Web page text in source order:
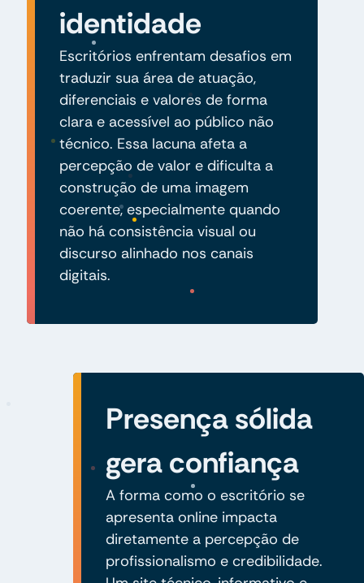
identidade
Escritórios enfrentam desafios em
traduzir sua área de atuação,
diferenciais e valores de forma
clara e acessível ao público não
técnico. Essa lacuna afeta a
percepção de valor e dificulta a
construção de uma imagem
coerente, especialmente quando
não há consistência visual ou
discurso alinhado nos canais
digitais.
Presença sólida
gera confiança
A forma como o escritório se
apresenta online impacta
diretamente a percepção de
profissionalismo e credibilidade.